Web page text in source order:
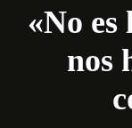
«No
nos